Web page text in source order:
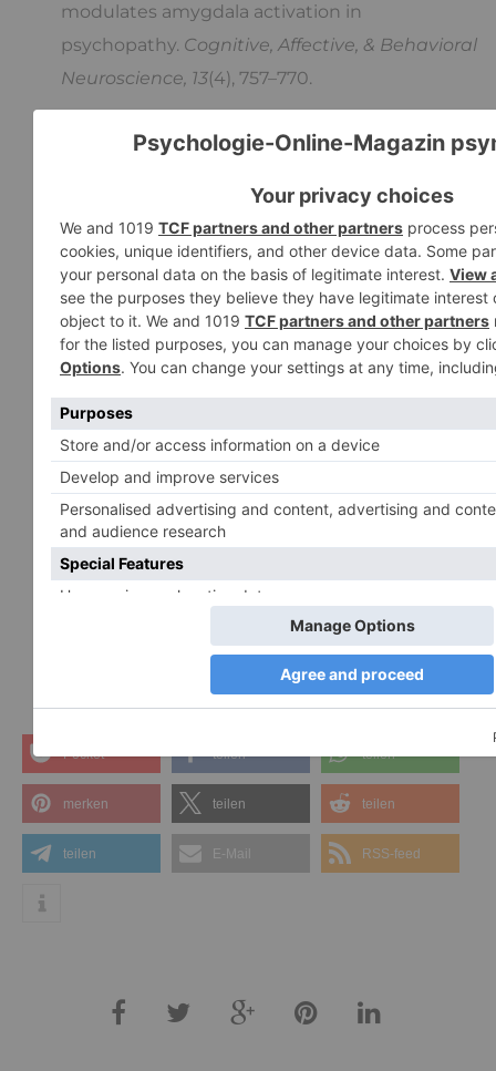
modulates amygdala activation in
psychopathy. Cognitive, Affective, & Behavioral
Neuroscience, 13(4), 757–770.
Empathie lernen.ÄrzteZeitung. Springer
Medizin. Verfügbar unter:
https://www.aerztezeitung.de/Medizin/
koennen-Empathie-lernen-240092.html
[10.10.2016].
Petermann, F. (2013). Störungen des
Sozialverhaltens.Vortrag an der Klinik für
Kinder- und Jugendpsychiatrie der Universität
Frankfurt. Verfügbar unter:
https://www.zkpr.uni-
bremen.de/fileadmin/user_upload/forschung/
01-2013_vortrag_frankfurt.pdf
The University of Sydney (2016).
n. Verfügbar unter:
https://www.likefatherlikeson.com.au/
Pocket teilen teilen
merken teilen teilen
teilen E-Mail RSS-feed